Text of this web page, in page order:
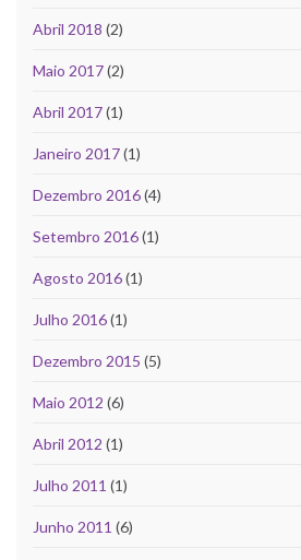
Abril 2018 (2)
Maio 2017(2)
Abril 2017(1)
Janeiro 2017(1)
Dezembro 2016(4)
Setembro 2016(1)
Agosto 2016(1)
Julho 2016(1)
Dezembro 2015 (5)
Maio 2012 (6)
Abril 2012 (1)
Julho 2011 (1)
Junho 2011 (6)